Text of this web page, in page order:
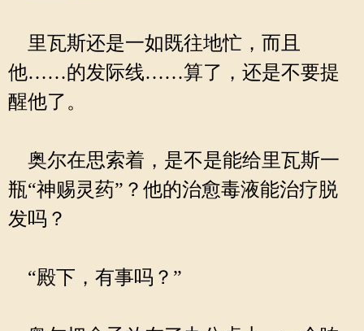
里瓦斯还是一如既往地忙，而且
他……的发际线……算了，还是不要提
醒他了。
奥尔在思索着，是不是能给里瓦斯一
瓶“神赐灵药”？他的治愈毒液能治疗脱
发吗？
“殿下，有事吗？”